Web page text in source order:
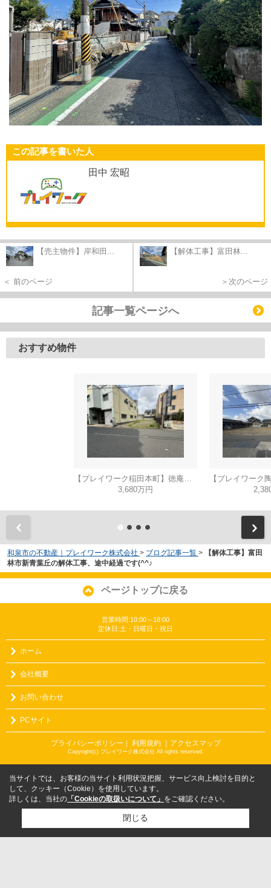
この記事を書いた人
田中 宏昭
【売主物件】岸和田...
＜ 前のページ
【解体工事】富田林...
＞次のページ
記事一覧ページへ
おすすめ物件
【プレイワーク稲田本町】徳庵駅まで歩6分・土地53坪・前道6ｍ・更地渡し
3,680万円
和泉市の不動産｜プレイワーク株式会社 > ブログ記事一覧 >
【解体工事】富田
林市新青葉丘の解体工事、途中経過です(^^♪
ページトップに戻る
営業時間:10:00～18:00
定休日:土・日曜日・祝日
ホーム
会社概要
お問い合わせ
PCサイト
プライバシーポリシー 利用規約 ｜アクセスマップ
Copyright(c) プレイワーク株式会社 All rights reserved.
当サイトでは、お客様の当サイト利用状況把握、サービス向上検討を目的と
して、クッキー（Cookie）を使用しています。
詳しくは、当社の 「Cookieの取扱いについて」 をご確認ください。
閉じる